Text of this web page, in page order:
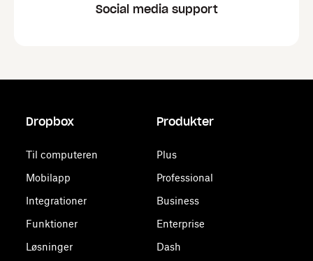
Social media support
Dropbox
Til computeren
Mobilapp
Integrationer
Funktioner
Løsninger
Produkter
Plus
Professional
Business
Enterprise
Dash